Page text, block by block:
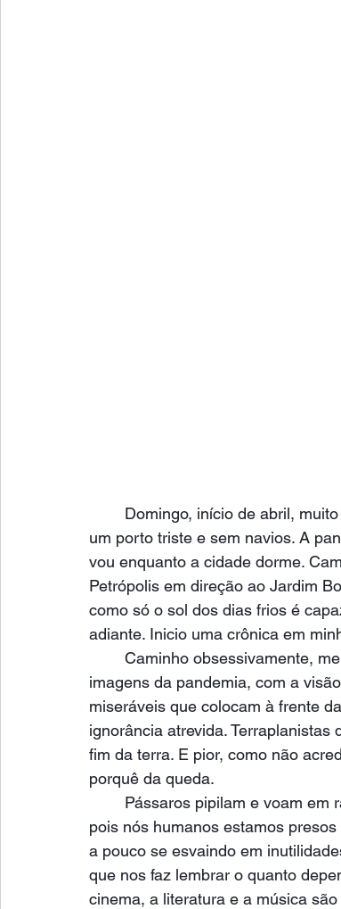
Domingo, início de abril,
um porto triste e sem navios. A
vou enquanto a cidade dorme.
Petrópolis em direção ao Jardim
como só o sol dos dias frios é
adiante. Inicio uma crônica em
Caminho obsessivamente,
imagens da pandemia, com a
miseráveis que colocam à frente
ignorância atrevida.
fim da terra. E pior, como não
porquê da queda.
Pássaros pipilam e voam em
pois nós humanos estamos
a pouco se esvaindo em
que nos faz lembrar o quanto
cinema, a literatura e a música